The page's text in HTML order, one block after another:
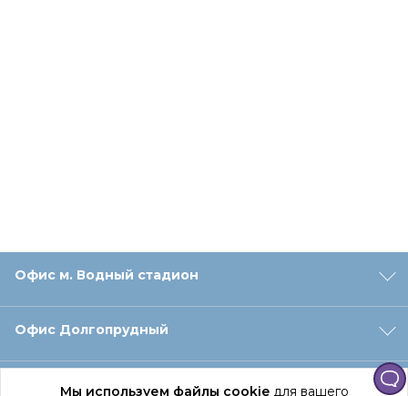
Мы используем файлы cookieдля вашего
Офис м. Водный стадион
Офис Долгопрудный
Офис Санкт‑Петербург